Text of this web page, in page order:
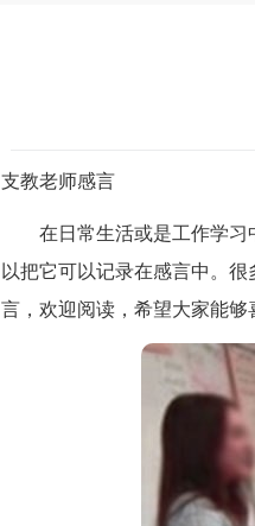
支教老师感言
在日常生活或是工作学习中
以把它可以记录在感言中。
言，欢迎阅读，希望大家能够